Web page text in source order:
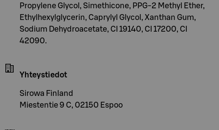
Propylene Glycol, Simethicone, PPG-2 Methyl Ether,
Ethylhexylglycerin, Caprylyl Glycol, Xanthan Gum,
Sodium Dehydroacetate, CI 19140, CI 17200, CI
42090.
Yhteystiedot
Sirowa Finland
Miestentie 9 C, 02150 Espoo